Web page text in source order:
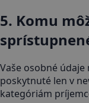
5. Komu
Vaše osobné
poskytnuté len v
kategóriám